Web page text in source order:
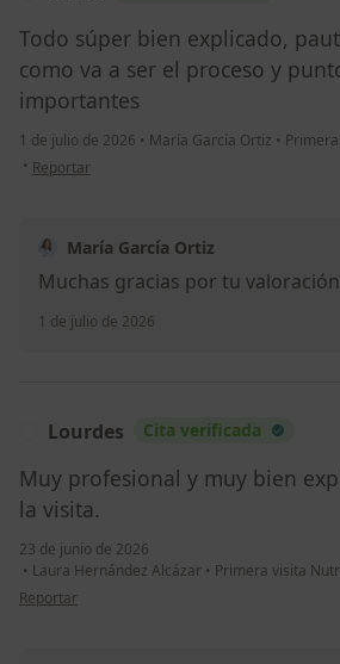
Todo súper bien explicado,
como va a ser el proceso y
importantes
1 de julio de 2026 • María García Ortiz •
• en opinión del usuario María
Reportar
María García Ortiz
Muchas gracias por tu
1 de julio de 2026
Lourdes Cita verificada
Muy profesional y muy bien
la visita.
23 de junio de 2026
• Laura Hernández Alcázar • Primera visita
en opinión del usuario Lourdes
Reportar